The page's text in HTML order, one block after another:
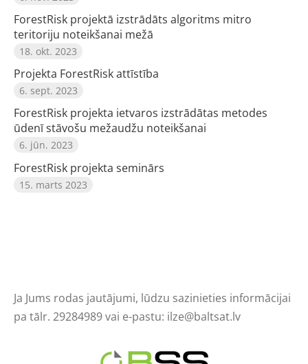
ForestRisk projektā izstrādāts algoritms mitro
teritoriju noteikšanai mežā
18. okt. 2023
Projekta ForestRisk attīstība
6. sept. 2023
ForestRisk projekta ietvaros izstrādātas metodes
ūdenī stāvošu mežaudžu noteikšanai
6. jūn. 2023
ForestRisk projekta seminārs
15. marts 2023
Ja Jums rodas jautājumi, lūdzu sazinieties informācijai
pa tālr. 29284989 vai e-pastu: ilze@baltsat.lv